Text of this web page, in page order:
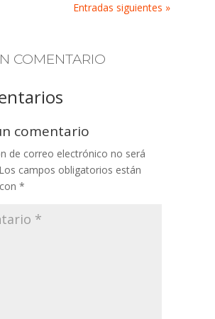
Entradas siguientes »
COMENTARIO
comentario
de correo electrónico no será
Los campos obligatorios están
*